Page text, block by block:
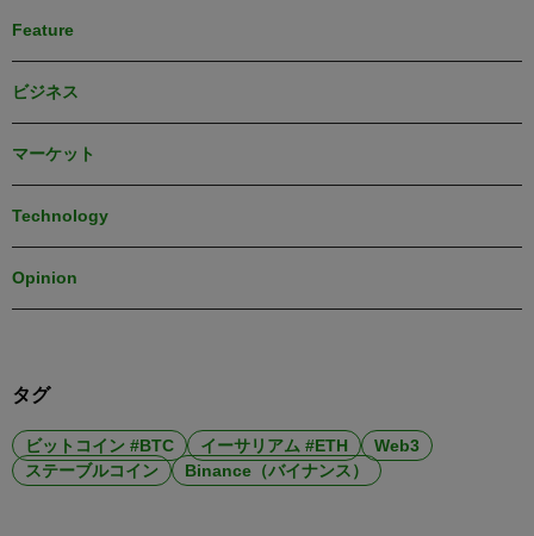
Feature
ビジネス
マーケット
Technology
Opinion
タグ
ビットコイン #BTC イーサリアム #ETH
Web3
ステーブルコイン
Binance（バイナンス）